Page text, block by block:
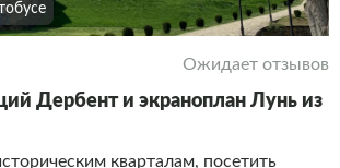
Ожидает отзывов
Дербент и экраноплан Лунь из
кварталам, посетить